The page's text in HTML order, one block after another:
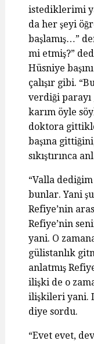
istediklerimi
da her şeyi
başlamış…”
mi etmiş?”
Hüsniye
çalışır gibi.
verdiği
karım öyle
doktora
başına
sıkıştırınca
“Valla
bunlar. Yani
Refiye’nin
Refiye’nin
yani. O
gülistanlık
anlatmış
ilişki de o
ilişkileri yani.
diye sordu.
“Evet evet,